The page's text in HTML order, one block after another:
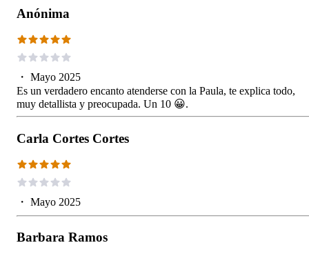
Anónima
・ Mayo 2025
Es un verdadero encanto atenderse con la Paula, te explica todo,
muy detallista y preocupada. Un 10 😀.
Carla Cortes Cortes
・ Mayo 2025
Barbara Ramos